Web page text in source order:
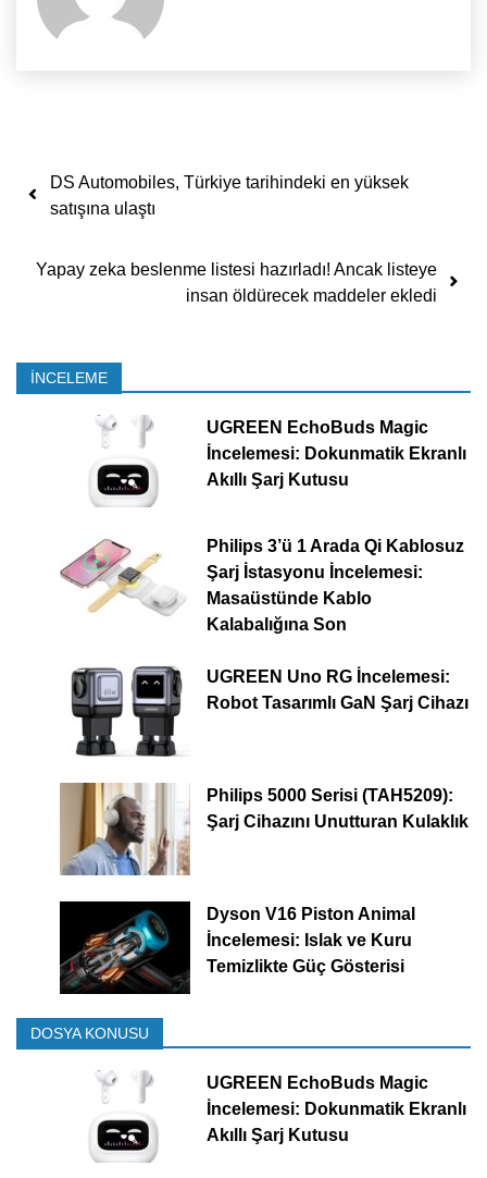
Yazı dolaşımı
DS Automobiles, Türkiye tarihindeki en yüksek
satışına ulaştı
Yapay zeka beslenme listesi hazırladı! Ancak listeye
insan öldürecek maddeler ekledi
İNCELEME
UGREEN EchoBuds Magic
İncelemesi: Dokunmatik Ekranlı
Akıllı Şarj Kutusu
Philips 3’ü 1 Arada Qi Kablosuz
Şarj İstasyonu İncelemesi:
Masaüstünde Kablo
Kalabalığına Son
UGREEN Uno RG İncelemesi:
Robot Tasarımlı GaN Şarj Cihazı
Philips 5000 Serisi (TAH5209):
Şarj Cihazını Unutturan Kulaklık
Dyson V16 Piston Animal
İncelemesi: Islak ve Kuru
Temizlikte Güç Gösterisi
DOSYA KONUSU
UGREEN EchoBuds Magic
İncelemesi: Dokunmatik Ekranlı
Akıllı Şarj Kutusu